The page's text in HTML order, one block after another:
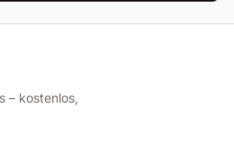
– kostenlos,